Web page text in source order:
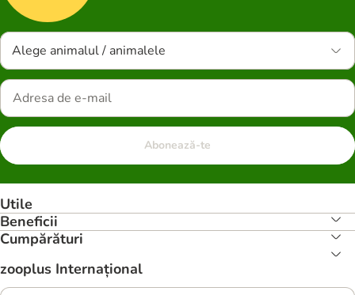
Alege animalul / animalele
Abonează-te
Utile
Beneficii
Cumpărături
zooplus Internațional